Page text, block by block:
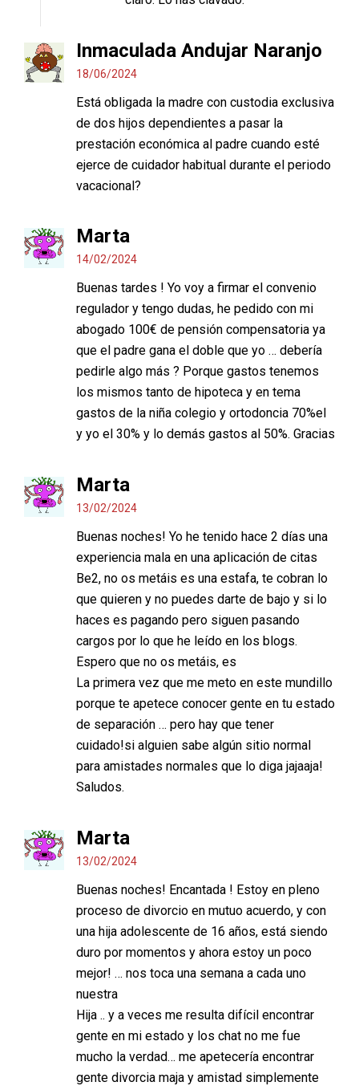
Inmaculada Andujar Naranjo
18/06/2024
Está obligada la madre con custodia exclusiva
de dos hijos dependientes a pasar la
prestación económica al padre cuando esté
ejerce de cuidador habitual durante el periodo
vacacional?
Marta
14/02/2024
Buenas tardes ! Yo voy a firmar el convenio
regulador y tengo dudas, he pedido con mi
abogado 100€ de pensión compensatoria ya
que el padre gana el doble que yo … debería
pedirle algo más ? Porque gastos tenemos
los mismos tanto de hipoteca y en tema
gastos de la niña colegio y ortodoncia 70%el
y yo el 30% y lo demás gastos al 50%. Gracias
Marta
13/02/2024
Buenas noches! Yo he tenido hace 2 días una
experiencia mala en una aplicación de citas
Be2, no os metáis es una estafa, te cobran lo
que quieren y no puedes darte de bajo y si lo
haces es pagando pero siguen pasando
cargos por lo que he leído en los blogs.
Espero que no os metáis, es
La primera vez que me meto en este mundillo
porque te apetece conocer gente en tu estado
de separación … pero hay que tener
cuidado!si alguien sabe algún sitio normal
para amistades normales que lo diga jajaaja!
Saludos.
Marta
13/02/2024
Buenas noches! Encantada ! Estoy en pleno
proceso de divorcio en mutuo acuerdo, y con
una hija adolescente de 16 años, está siendo
duro por momentos y ahora estoy un poco
mejor! … nos toca una semana a cada uno
nuestra
Hija .. y a veces me resulta difícil encontrar
gente en mi estado y los chat no me fue
mucho la verdad… me apetecería encontrar
gente divorcia maja y amistad simplemente